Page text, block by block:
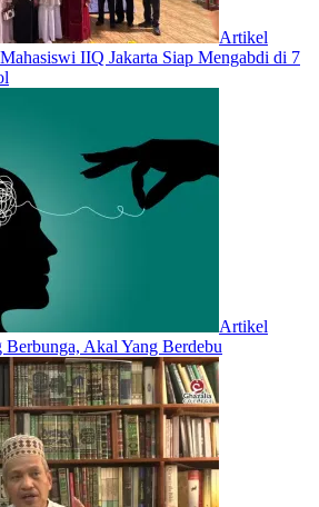
Artikel
IIQ Jakarta Siap Mengabdi di 7
Artikel
Akal Yang Berdebu